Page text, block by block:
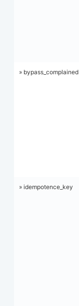
» bypass_complained
» idempotence_key